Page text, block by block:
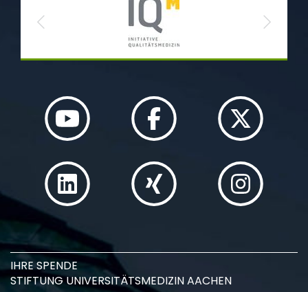
Previous Next
IHRE SPENDE
STIFTUNG UNIVERSITÄTSMEDIZIN AACHEN